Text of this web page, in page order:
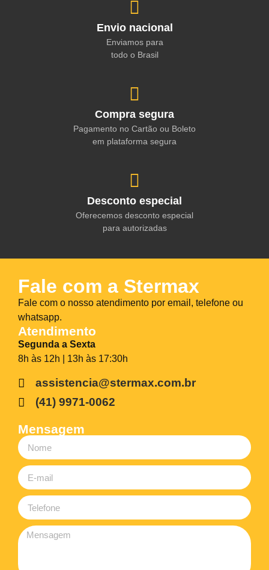
Envio nacional
Enviamos para
todo o Brasil
Compra segura
Pagamento no Cartão ou Boleto
em plataforma segura
Desconto especial
Oferecemos desconto especial
para autorizadas
Fale com a Stermax
Fale com o nosso atendimento por email, telefone ou
whatsapp.
Atendimento
Segunda a Sexta
8h às 12h | 13h às 17:30h
assistencia@stermax.com.br
(41) 9971-0062
Mensagem